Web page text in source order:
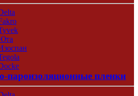
пароизоляционные пленки